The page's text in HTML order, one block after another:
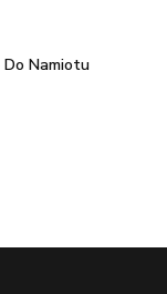
Do Namiotu